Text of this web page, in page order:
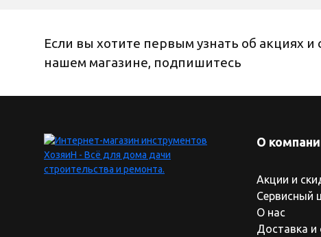
Если вы хотите первым узнать об акциях и
нашем магазине, подпишитесь
О
Акции и
Сервисный
О нас
Доставка и